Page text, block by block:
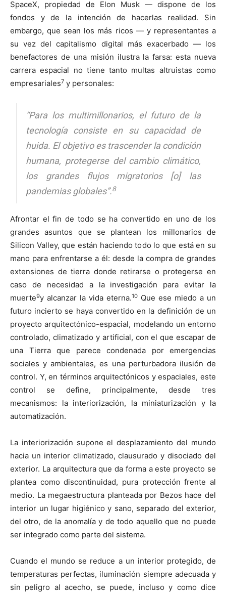
SpaceX, propiedad de Elon Musk — dispone de los
fondos y de la intención de hacerlas realidad. Sin
embargo, que sean los más ricos — y representantes a
su vez del capitalismo digital más exacerbado — los
benefactores de una misión ilustra la farsa: esta nueva
carrera espacial no tiene tanto multas altruistas como
empresariales7 y personales:
“Para los multimillonarios, el futuro de la
tecnología consiste en su capacidad de
huida. El objetivo es trascender la condición
humana, protegerse del cambio climático,
los grandes flujos migratorios [o] las
pandemias globales”.8
Afrontar el fin de todo se ha convertido en uno de los
grandes asuntos que se plantean los millonarios de
Silicon Valley, que están haciendo todo lo que está en su
mano para enfrentarse a él: desde la compra de grandes
extensiones de tierra donde retirarse o protegerse en
caso de necesidad a la investigación para evitar la
muerte9y alcanzar la vida eterna.10 Que ese miedo a un
futuro incierto se haya convertido en la definición de un
proyecto arquitectónico-espacial, modelando un entorno
controlado, climatizado y artificial, con el que escapar de
una Tierra que parece condenada por emergencias
sociales y ambientales, es una perturbadora ilusión de
control. Y, en términos arquitectónicos y espaciales, este
control se define, principalmente, desde tres
mecanismos: la interiorización, la miniaturización y la
automatización.
La interiorización supone el desplazamiento del mundo
hacia un interior climatizado, clausurado y disociado del
exterior. La arquitectura que da forma a este proyecto se
plantea como discontinuidad, pura protección frente al
medio. La megaestructura planteada por Bezos hace del
interior un lugar higiénico y sano, separado del exterior,
del otro, de la anomalía y de todo aquello que no puede
ser integrado como parte del sistema.
Cuando el mundo se reduce a un interior protegido, de
temperaturas perfectas, iluminación siempre adecuada y
sin peligro al acecho, se puede, incluso y como dice